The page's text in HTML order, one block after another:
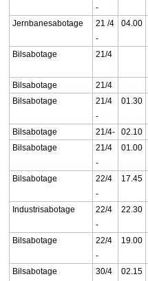
-
Jernbanesabotage
21 /4
-
04.00
Bilsabotage 21/4
Bilsabotage
21/4
Bilsabotage
21/4
-
01.30
Bilsabotage 21/4- 02.10
Bilsabotage
21/4
-
01.00
Bilsabotage
22/4
-
17.45
Industrisabotage
22/4
-
22.30
Bilsabotage
22/4
-
19.00
Bilsabotage 30/4 02.15